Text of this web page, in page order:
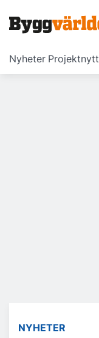
Nyheter Projektnytt
NYHETER